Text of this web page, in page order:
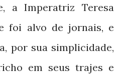
a Imperatriz Teresa
foi alvo de jornais, e
por sua simplicidade,
em seus trajes e